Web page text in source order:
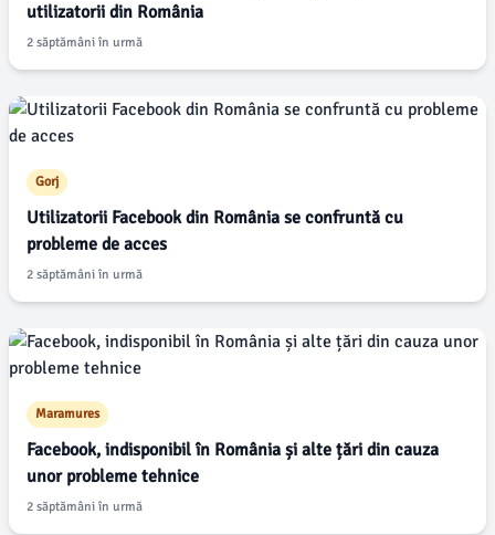
utilizatorii din România
2 săptămâni în urmă
Gorj
Utilizatorii Facebook din România se confruntă cu
probleme de acces
2 săptămâni în urmă
Maramures
Facebook, indisponibil în România și alte țări din cauza
unor probleme tehnice
2 săptămâni în urmă